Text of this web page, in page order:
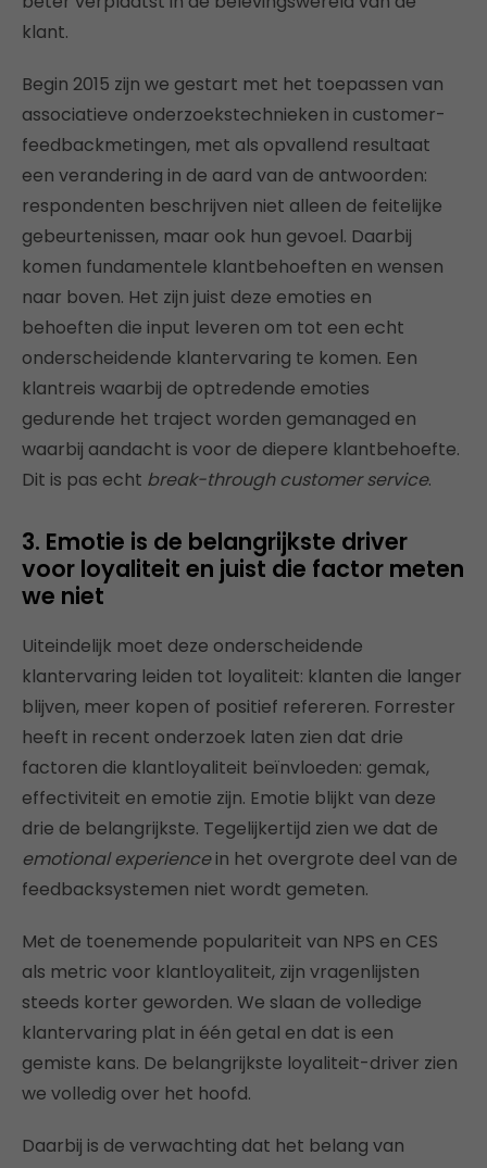
klant.
Begin 2015 zijn we gestart met het toepassen van
associatieve onderzoekstechnieken in customer-
feedbackmetingen, met als opvallend resultaat
een verandering in de aard van de antwoorden:
respondenten beschrijven niet alleen de feitelijke
gebeurtenissen, maar ook hun gevoel. Daarbij
komen fundamentele klantbehoeften en wensen
naar boven. Het zijn juist deze emoties en
behoeften die input leveren om tot een echt
onderscheidende klantervaring te komen. Een
klantreis waarbij de optredende emoties
gedurende het traject worden gemanaged en
waarbij aandacht is voor de diepere klantbehoefte.
Dit is pas echt break-through customer service.
3. Emotie is de belangrijkste driver
voor loyaliteit en juist die factor meten
we niet
Uiteindelijk moet deze onderscheidende
klantervaring leiden tot loyaliteit: klanten die langer
blijven, meer kopen of positief refereren. Forrester
heeft in recent onderzoek laten zien dat drie
factoren die klantloyaliteit beïnvloeden: gemak,
effectiviteit en emotie zijn. Emotie blijkt van deze
drie de belangrijkste. Tegelijkertijd zien we dat de
emotional experiencein het overgrote deel van de
feedbacksystemen niet wordt gemeten.
Met de toenemende populariteit van NPS en CES
als metric voor klantloyaliteit, zijn vragenlijsten
steeds korter geworden. We slaan de volledige
klantervaring plat in één getal en dat is een
gemiste kans. De belangrijkste loyaliteit-driver zien
we volledig over het hoofd.
Daarbij is de verwachting dat het belang van